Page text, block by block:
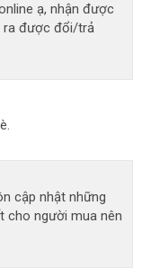
ạ, nhận được
ra được đổi/trả
cập nhật những
cho người mua nên